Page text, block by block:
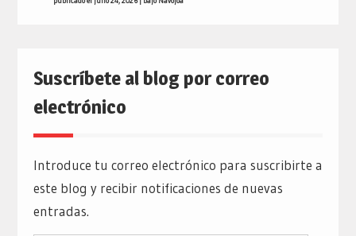
Suscríbete al blog por correo
electrónico
Introduce tu correo electrónico para suscribirte a
este blog y recibir notificaciones de nuevas
entradas.